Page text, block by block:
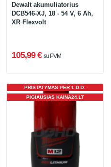
Dewalt akumuliatorius
DCB546-XJ, 18 - 54 V, 6 Ah,
XR Flexvolt
105,99 € su PVM
PIGIAUSIAS KAINA24.LT
PRISTATYMAS PER 1 D.D.